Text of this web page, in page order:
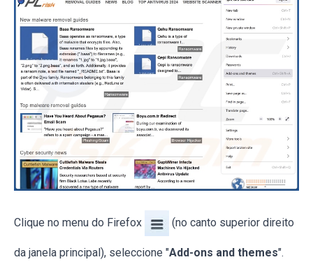
Clique no menu do Firefox (no canto superior direito
da janela principal), seleccione "Add-ons and themes".